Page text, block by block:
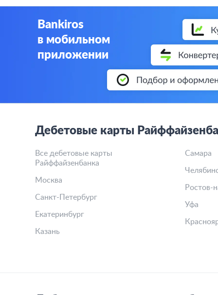
Bankiros
в мобильном
приложении
Дебетовые карты
Все дебетовые карты
Райффайзенбанка
Москва
Санкт-Петербург
Екатеринбург
Казань
Самара
Ростов-
Уфа